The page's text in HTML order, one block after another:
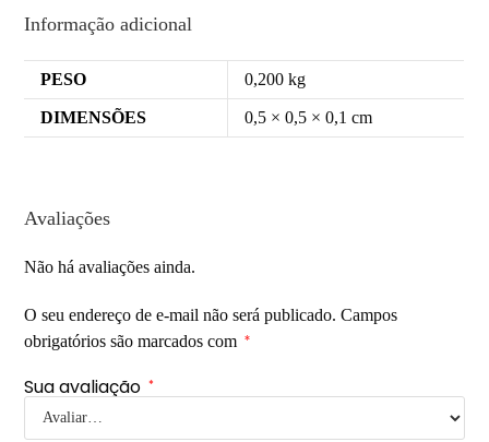
Informação adicional
PESO 0,200 kg
DIMENSÕES 0,5 × 0,5 × 0,1 cm
Avaliações
Não há avaliações ainda.
O seu endereço de e-mail não será publicado. Campos
obrigatórios são marcados com
*
Sua avaliação *